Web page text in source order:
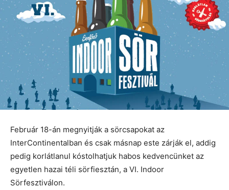
Február 18-án megnyitják a sörcsapokat az
InterContinentalban és csak másnap este zárják el, addig
pedig korlátlanul kóstolhatjuk habos kedvencünket az
egyetlen hazai téli sörfiesztán, a VI. Indoor
Sörfesztiválon.